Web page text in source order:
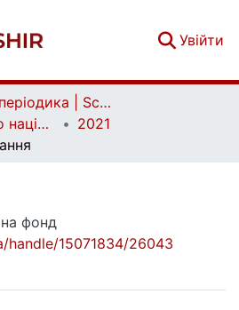
Увійти
Наукова періодика | Scientific periodicals
Вісник Київського національного університету імені Тараса Шевченка. Фізико-математичні науки | Bulletin of Taras Shevchenko National University of Kyiv. Series: Physics and Mathematics
2021
фонд
handle/15071834/26043